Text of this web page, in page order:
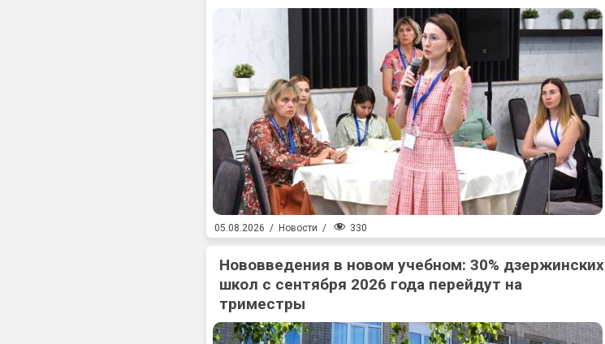
05.08.2026 / Новости / 330
Нововведения в новом учебном: 30% дзержинских
школ с сентября 2026 года перейдут на
триместры